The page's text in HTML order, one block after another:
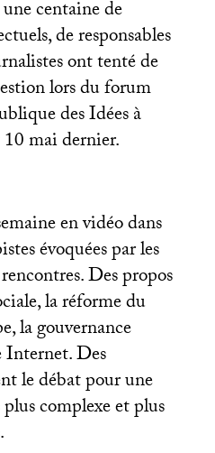
centaine de
de responsables
ont tenté de
lors du forum
des Idées à
mai dernier.
en vidéo dans
évoquées par les
Des propos
la réforme du
la gouvernance
Internet. Des
le débat pour une
complexe et plus